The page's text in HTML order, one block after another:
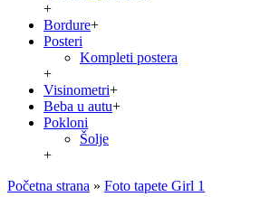
+
Bordure+
Posteri
Kompleti postera
+
Visinometri+
Beba u autu+
Pokloni
Šolje
+
Početna strana » Foto tapete Girl 1